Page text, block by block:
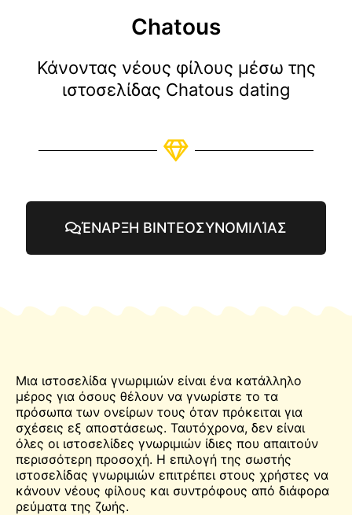
Chatous
Κάνοντας νέους φίλους μέσω της
ιστοσελίδας Chatous dating
ΈΝΑΡΞΗ ΒΙΝΤΕΟΣΥΝΟΜΙΛΊΑΣ
Μια ιστοσελίδα γνωριμιών είναι ένα κατάλληλο
μέρος για όσους θέλουν να γνωρίστε το τα
πρόσωπα των ονείρων τους όταν πρόκειται για
σχέσεις εξ αποστάσεως. Ταυτόχρονα, δεν είναι
όλες οι ιστοσελίδες γνωριμιών ίδιες που απαιτούν
περισσότερη προσοχή. Η επιλογή της σωστής
ιστοσελίδας γνωριμιών επιτρέπει στους χρήστες να
κάνουν νέους φίλους και συντρόφους από διάφορα
ρεύματα της ζωής.